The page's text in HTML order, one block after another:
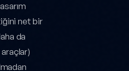
net bir
da